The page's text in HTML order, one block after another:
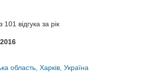
відгука за рік
область, Харків, Україна